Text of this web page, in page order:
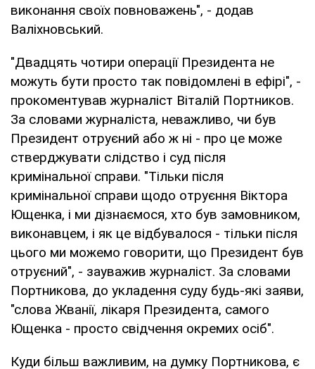
виконання своїх повноважень", - додав
Валіхновський.
"Двадцять чотири операції Президента не
можуть бути просто так повідомлені в ефірі", -
прокоментував журналіст Віталій Портников.
За словами журналіста, неважливо, чи був
Президент отруєний або ж ні - про це може
стверджувати слідство і суд після
кримінальної справи. "Тільки після
кримінальної справи щодо отруєння Віктора
Ющенка, і ми дізнаємося, хто був замовником,
виконавцем, і як це відбувалося - тільки після
цього ми можемо говорити, що Президент був
отруєний", - зауважив журналіст. За словами
Портникова, до укладення суду будь-які заяви,
"слова Жванії, лікаря Президента, самого
Ющенка - просто свідчення окремих осіб".
Куди більш важливим, на думку Портникова, є